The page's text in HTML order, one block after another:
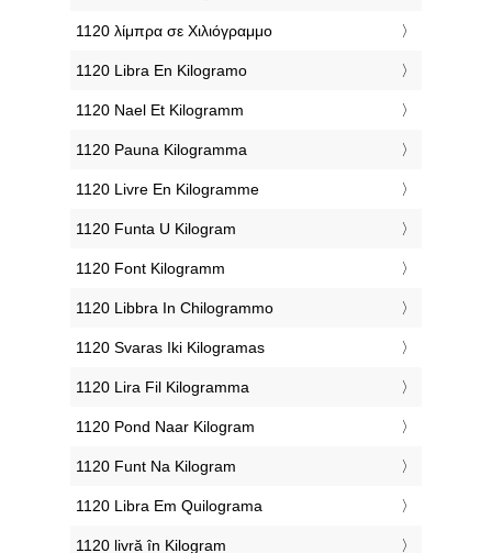
‎1120 λίμπρα σε Χιλιόγραμμο
‎1120 Libra En Kilogramo
‎1120 Nael Et Kilogramm
‎1120 Pauna Kilogramma
‎1120 Livre En Kilogramme
‎1120 Funta U Kilogram
‎1120 Font Kilogramm
‎1120 Libbra In Chilogrammo
‎1120 Svaras Iki Kilogramas
‎1120 Lira Fil Kilogramma
‎1120 Pond Naar Kilogram
‎1120 Funt Na Kilogram
‎1120 Libra Em Quilograma
‎1120 livră în Kilogram